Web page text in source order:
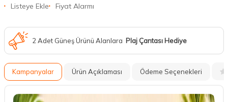
Listeye Ekle Fiyat Alarmı
2 Adet Güneş Ürünü Alanlara Plaj Çantası Hediye
Kampanyalar Ürün Açıklaması Ödeme Seçenekleri